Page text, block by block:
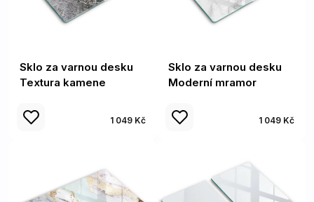
Sklo za varnou desku
Textura kamene
1 049 Kč
Sklo za varnou desku
Moderní mramor
1 049 Kč